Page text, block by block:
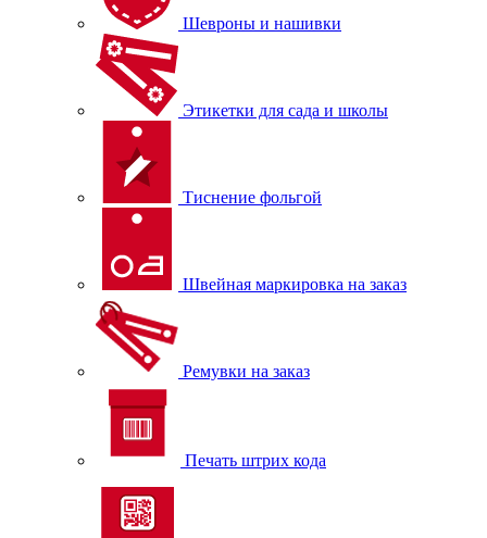
Шевроны и нашивки
Этикетки для сада и школы
Тиснение фольгой
Швейная маркировка на заказ
Ремувки на заказ
Печать штрих кода